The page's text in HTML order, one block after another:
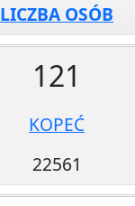
LICZBA OSÓB
121
KOPEĆ
22561